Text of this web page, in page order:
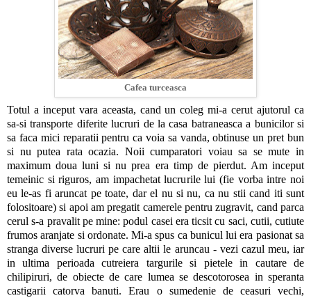
Cafea turceasca
Totul a inceput vara aceasta, cand un coleg mi-a cerut ajutorul ca
sa-si transporte diferite lucruri de la casa batraneasca a bunicilor si
sa faca mici reparatii pentru ca voia sa vanda, obtinuse un pret bun
si nu putea rata ocazia. Noii cumparatori voiau sa se mute in
maximum doua luni si nu prea era timp de pierdut. Am inceput
temeinic si riguros, am impachetat lucrurile lui (fie vorba intre noi
eu le-as fi aruncat pe toate, dar el nu si nu, ca nu stii cand iti sunt
folositoare) si apoi am pregatit camerele pentru zugravit, cand parca
cerul s-a pravalit pe mine: podul casei era ticsit cu saci, cutii, cutiute
frumos aranjate si ordonate. Mi-a spus ca bunicul lui era pasionat sa
stranga diverse lucruri pe care altii le aruncau - vezi cazul meu, iar
in ultima perioada cutreiera targurile si pietele in cautare de
chilipiruri, de obiecte de care lumea se descotorosea in speranta
castigarii catorva banuti. Erau o sumedenie de ceasuri vechi,